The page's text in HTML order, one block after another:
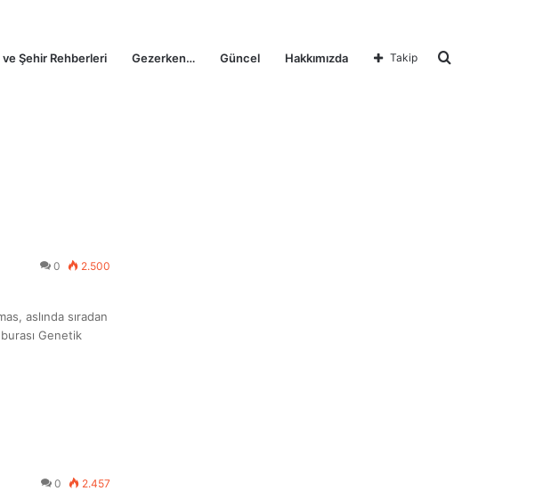
ve Şehir Rehberleri Gezerken… Güncel Hakkımızda Arama
Takip
0 2.500
aslında sıradan
Genetik
0 2.457